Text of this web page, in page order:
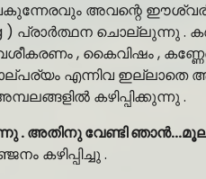
അവന്റെ
) പ്രാർത്ഥന ചൊല്ലുന്നു .
, കൈവിഷം ,
എന്നിവ ഇല്ലാതെ
കഴിപ്പിക്കുന്നു .
. അതിനു വേണ്ടി
കഴിപ്പിച്ചു .